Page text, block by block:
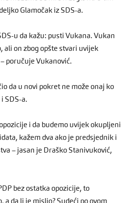
Glamočak iz SDS-a.
u da kažu: pusti Vukana. Vukan
ali on zbog opšte stvari uvijek
poručuje Vukanović.
da u novi pokret ne može onaj ko
SDS-a.
i da budemo uvijek okupljeni
kažem dva ako je predsjednik i
– jasan je Draško Stanivuković,
bez ostatka opozicije, to